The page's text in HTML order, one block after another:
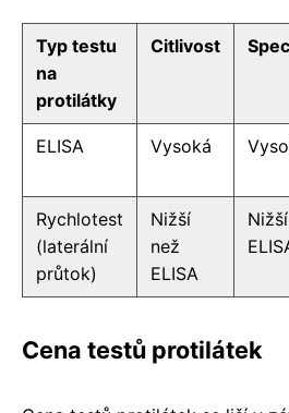
Typ testu
na
protilátky
Citlivost
ELISA Vysoká
Rychlotest
(laterální
průtok)
Nižší
než
ELISA
Cena testů protilátek